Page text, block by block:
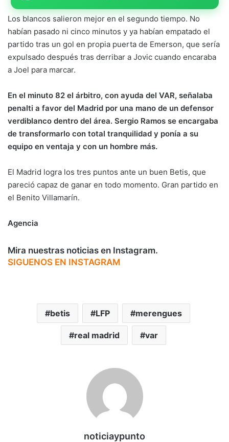
Los blancos salieron mejor en el segundo tiempo. No
habían pasado ni cinco minutos y ya habían empatado el
partido tras un gol en propia puerta de Emerson, que sería
expulsado después tras derribar a Jovic cuando encaraba
a Joel para marcar.
En el minuto 82 el árbitro, con ayuda del VAR, señalaba
penalti a favor del Madrid por una mano de un defensor
verdiblanco dentro del área. Sergio Ramos se encargaba
de transformarlo con total tranquilidad y ponía a su
equipo en ventaja y con un hombre más.
El Madrid logra los tres puntos ante un buen Betis, que
pareció capaz de ganar en todo momento. Gran partido en
el Benito Villamarín.
Agencia
Mira nuestras noticias en Instagram.
SIGUENOS EN INSTAGRAM
betis LFP merengues
real madrid var
noticiaypunto